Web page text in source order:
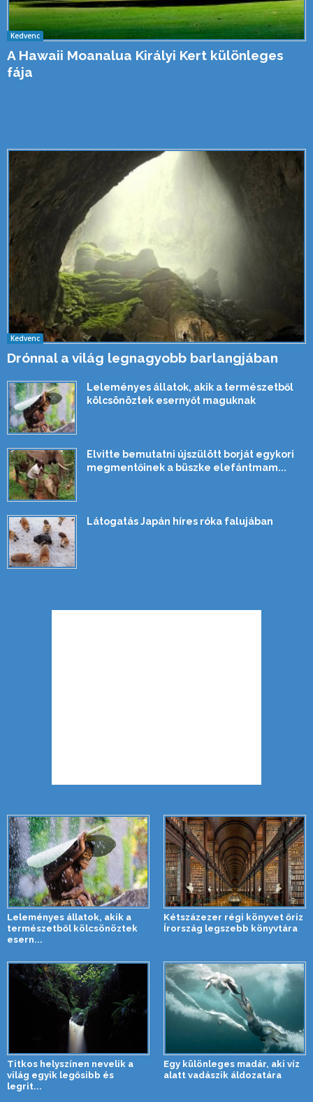
Kedvenc
A Hawaii Moanalua Királyi Kert különleges
fája
Kedvenc
Drónnal a világ legnagyobb barlangjában
Leleményes állatok, akik a természetből
kölcsönöztek esernyőt maguknak
Elvitte bemutatni újszülött borját egykori
megmentőinek a büszke elefántmam...
Látogatás Japán híres róka falujában
Leleményes állatok, akik a
természetből kölcsönöztek
esern...
Kétszázezer régi könyvet őriz
Írország legszebb könyvtára
Titkos helyszínen nevelik a
világ egyik legősibb és
legrit...
Egy különleges madár, aki víz
alatt vadászik áldozatára